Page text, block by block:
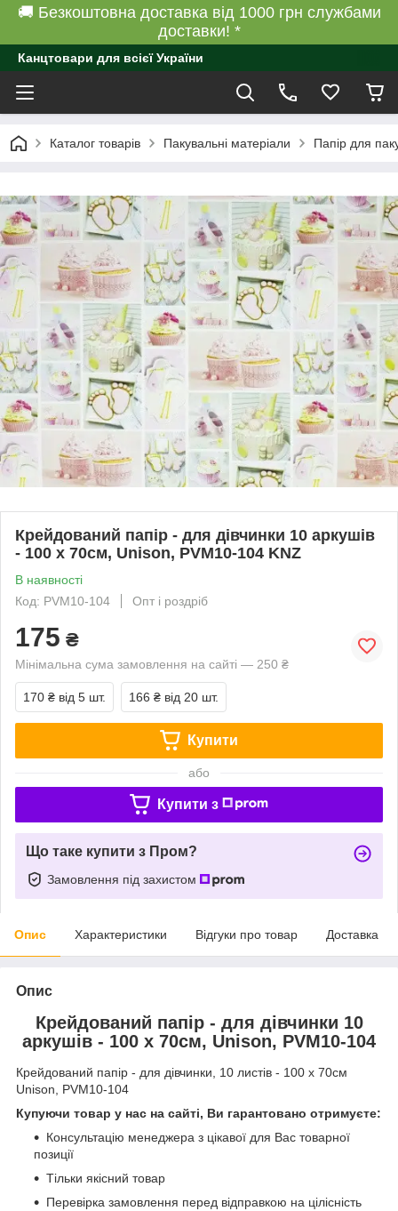
🚚 Безкоштовна доставка від 1000 грн службами
доставки! *
Канцтовари для всієї України
Каталог товарів Пакувальні матеріали Папір для
Крейдований папір - для дівчинки 10 аркушів
- 100 х 70см, Unison, PVM10-104 KNZ
В наявності
Код: PVM10-104
Опт і роздріб
175 ₴
Мінімальна сума замовлення на сайті — 250 ₴
170 ₴ від 5 шт. 166 ₴ від 20 шт.
Купити
або
Купити з
Що таке купити з Пром?
Замовлення під захистом
Опис Характеристики Відгуки про товар Доставка
Опис
Крейдований папір - для дівчинки 10
аркушів - 100 х 70см, Unison, PVM10-104
Крейдований папір - для дівчинки, 10 листів - 100 х 70см
Unison, PVM10-104
Купуючи товар у нас на сайті, Ви гарантовано отримуєте:
Консультацію менеджера з цікавої для Вас товарної
позиції
Тільки якісний товар
Перевірка замовлення перед відправкою на цілісність